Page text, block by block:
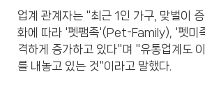
업계 관계자는 "최근 1인 가구, 맞벌이
화에 따라 '펫팸족'(Pet-Family), '펫
격하게 증가하고 있다"며 "유통업계도
를 내놓고 있는 것"이라고 말했다.